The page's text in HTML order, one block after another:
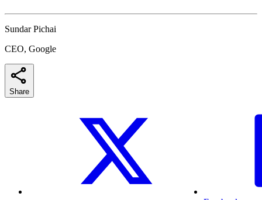
Sundar Pichai
CEO, Google
Share